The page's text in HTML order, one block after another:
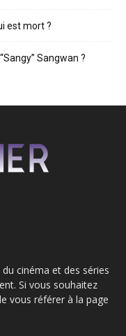
est mort ?
Sangwan ?
cinéma et des séries
Si vous souhaitez
vous référer à la page